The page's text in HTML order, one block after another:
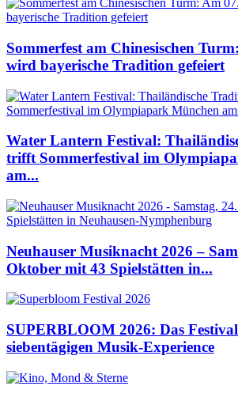
Sommerfest am Chinesischen
wird bayerische Tradition gefeiert
Water Lantern Festival:
trifft Sommerfestival im
am...
Neuhauser Musiknacht 2026 –
Oktober mit 43 Spielstätten in...
SUPERBLOOM 2026: Das
siebentägigen Musik-Experience